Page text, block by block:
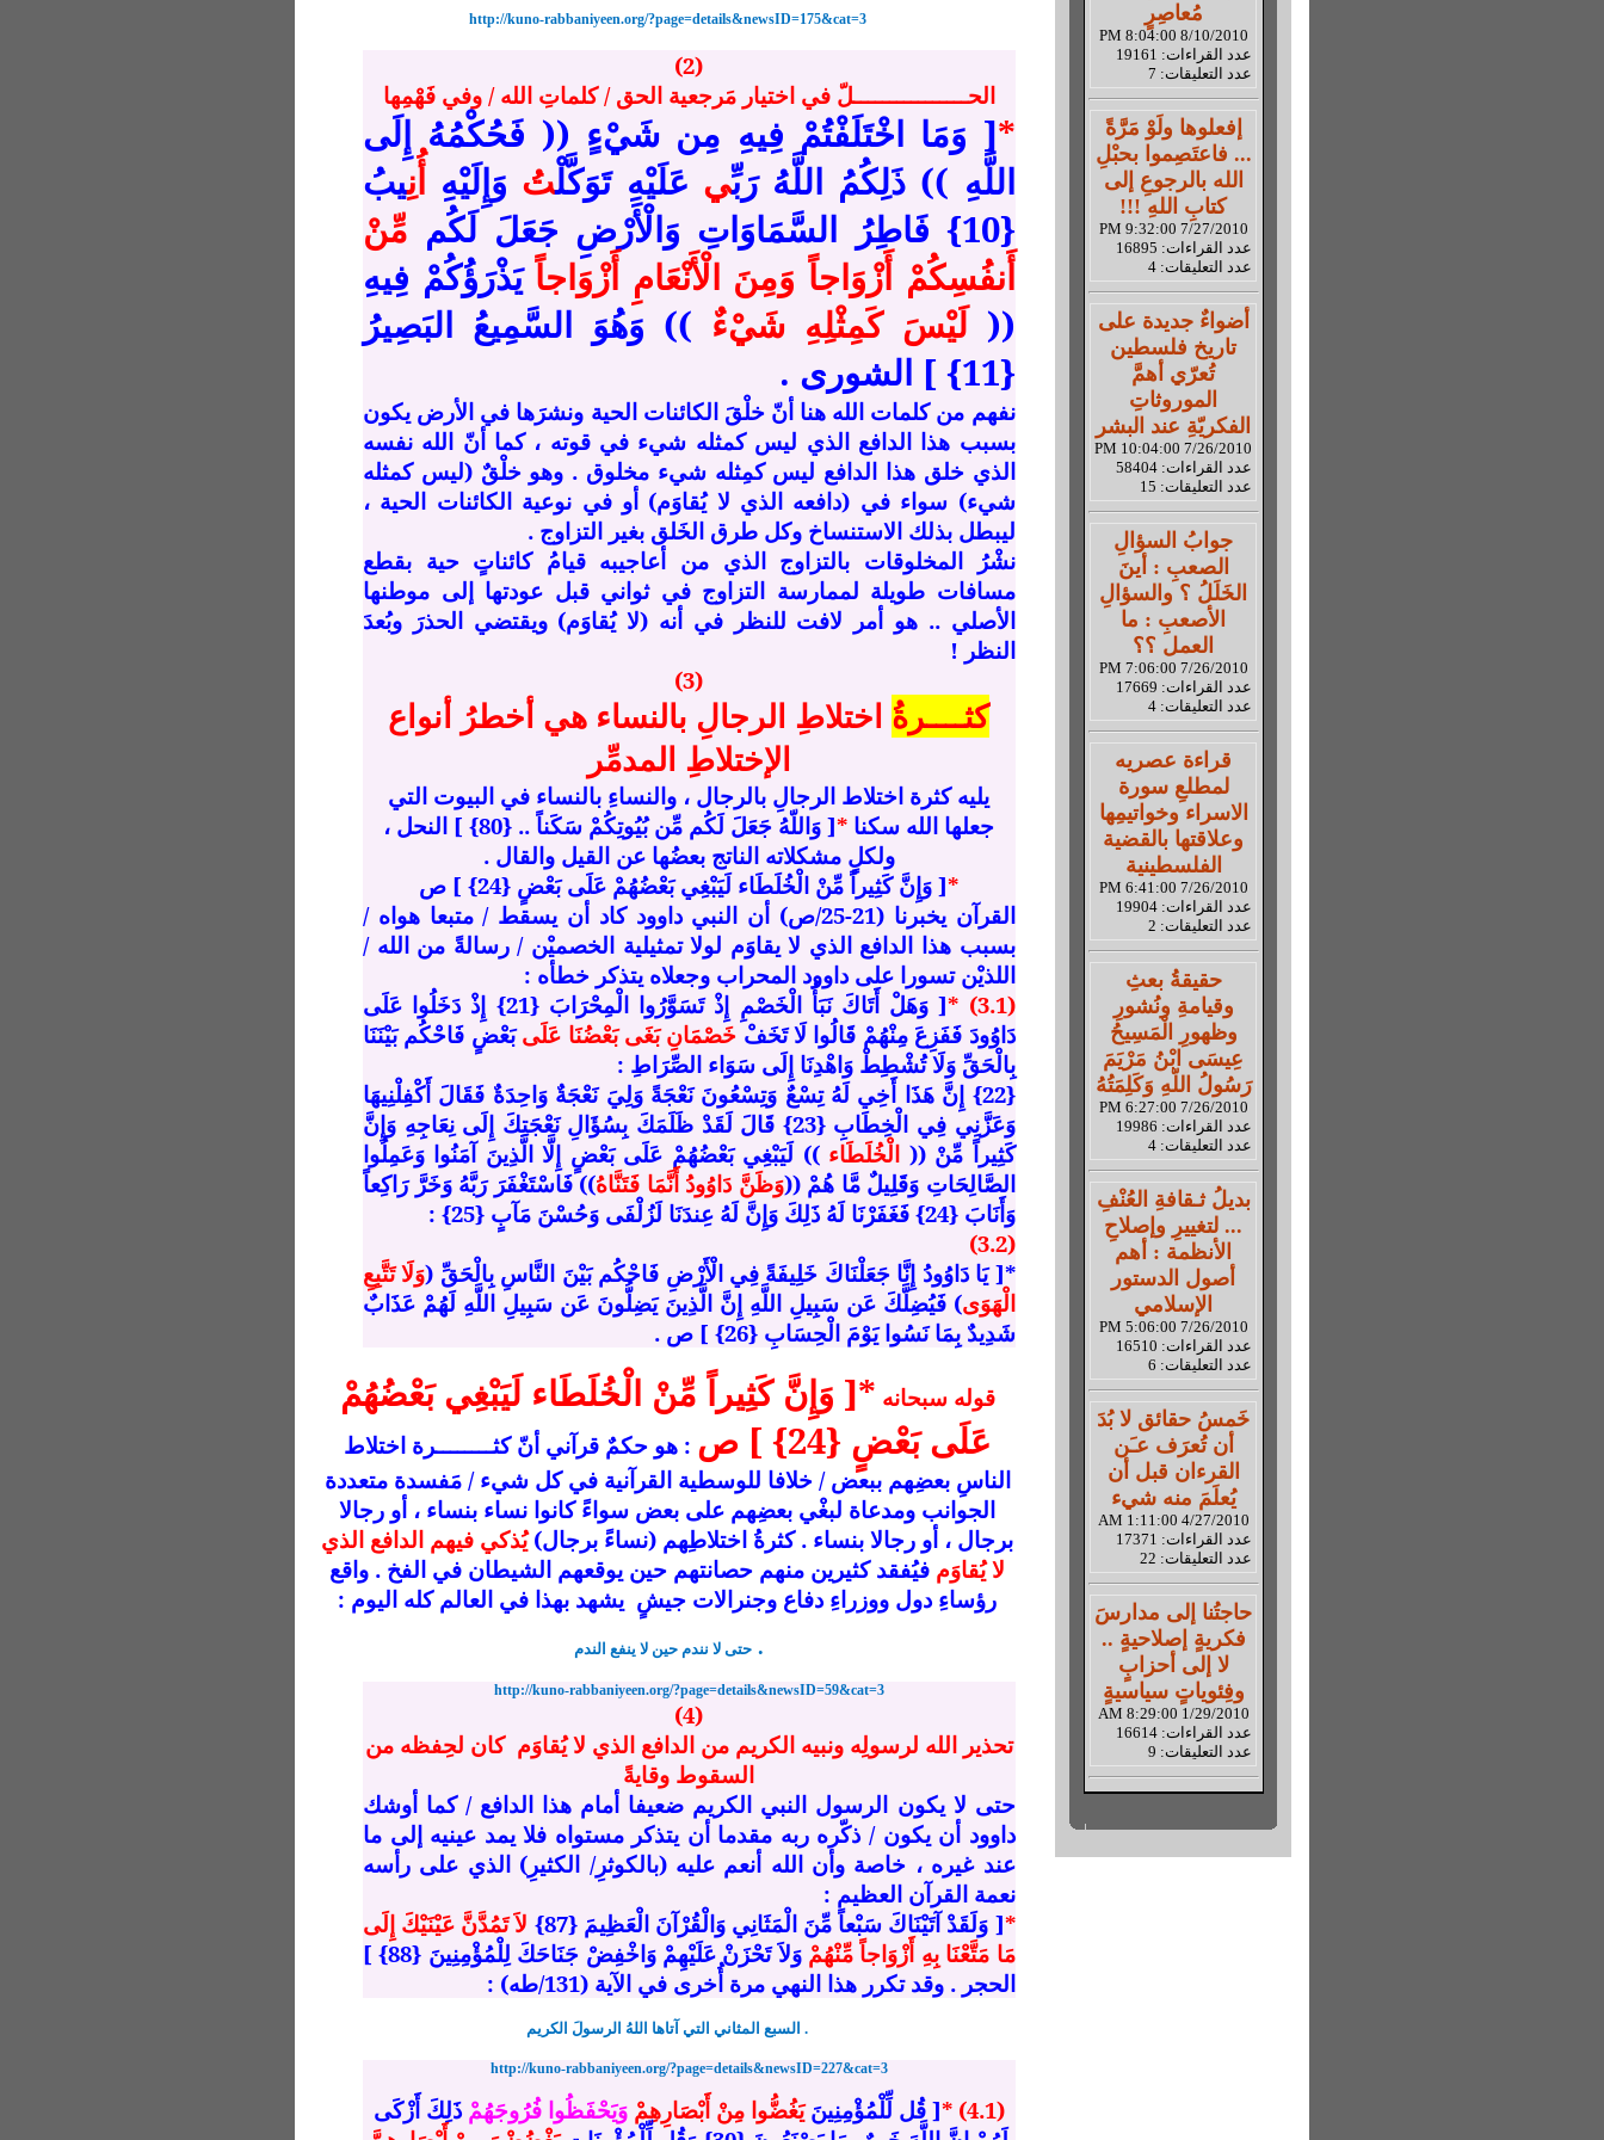
مُعاصِرٍ
8/10/2010 8:04:00 PM
عدد القراءات: 19161
عدد التعليقات: 7
إفعلوها ولَوْ مَرَّةً
... فاعتَصِموا بحبْلِ
الله بالرجوعِ إلى
كتابِ اللهِ !!!
7/27/2010 9:32:00 PM
عدد القراءات: 16895
عدد التعليقات: 4
أضواءٌ جديدة على
تاريخ فلسطين
تُعرّي أهمَّ
الموروثاتِ
الفكريّةِ عند البشر
7/26/2010 10:04:00 PM
عدد القراءات: 58404
عدد التعليقات: 15
جوابُ السؤالِ
الصعبِ : أينَ
الخَلَلُ ؟ والسؤالِ
الأصعبِ : ما
العمل ؟؟
7/26/2010 7:06:00 PM
عدد القراءات: 17669
عدد التعليقات: 4
قراءة عصريه
لمطلعِ سورة
الاسراء وخواتيمِها
وعلاقتها بالقضية
الفلسطينية
7/26/2010 6:41:00 PM
عدد القراءات: 19904
عدد التعليقات: 2
حقيقةُ بعثِ
وقيامةِ ونُشورِ
وظهورِ الْمَسِيحُ
عِيسَى ابْنُ مَرْيَمَ
رَسُولُ اللّهِ وَكَلِمَتُهُ
7/26/2010 6:27:00 PM
عدد القراءات: 19986
عدد التعليقات: 4
بديلُ ثـقافةِ العُنْفِ
... لتغييرِ وإصلاحِ
الأنظمة : أهم
أصول الدستور
الإسلامي
7/26/2010 5:06:00 PM
عدد القراءات: 16510
عدد التعليقات: 6
خَمسُ حقائق لا بُدَ
أن تُعرَف عـَن
القرءان قبل أن
يُعلَمَ منه شيء
4/27/2010 1:11:00 AM
عدد القراءات: 17371
عدد التعليقات: 22
حاجتُنا إلى مدارسَ
فكريةٍ إصلاحيةٍ ..
لا إلى أحزابٍ
وفِئوياتٍ سياسيةٍ
1/29/2010 8:29:00 AM
عدد القراءات: 16614
عدد التعليقات: 9
http://kuno-rabbaniyeen.org/?page=details&newsID=175&cat=3
(2)
الحــــــــــــــــلّ في اختيار مَرجعية الحق / كلماتِ الله / وفي فَهْمِها
*[ وَمَا اخْتَلَفْتُمْ فِيهِ مِن شَيْءٍ (( فَحُكْمُهُ إِلَى
اللَّهِ )) ذَلِكُمُ اللَّهُ رَبِّي عَلَيْهِ تَوَكَّلْتُ وَإِلَيْهِ أُنِيبُ
{10} فَاطِرُ السَّمَاوَاتِ وَالْأَرْضِ جَعَلَ لَكُم
مِّنْ
أَنفُسِكُمْ أَزْوَاجاً وَمِنَ الْأَنْعَامِ أَزْوَاجاًيَذْرَؤُكُمْ فِيهِ
((لَيْسَ كَمِثْلِهِ شَيْءٌ )) وَهُوَ السَّمِيعُ البَصِيرُ
{11} ] الشورى .
نفهم من كلمات الله هنا أنّ خلْقَ الكائنات الحية ونشرَها في الأرض يكون
بسبب هذا الدافع الذي ليس كمثله شيء في قوته ، كما أنّ الله نفسه
الذي خلق هذا الدافع ليس كمِثله شيء مخلوق . وهو خلْقٌ (ليس كمثله
شيء) سواء في (دافعه الذي لا يُقاوَم) أو في نوعية الكائنات الحية ،
ليبطل بذلك الاستنساخ وكل طرق الخَلق بغير التزاوج .
نشْرُ المخلوقات بالتزاوج الذي من أعاجيبه قيامُ كائناتٍ حية بقطع
مسافات طويلة لممارسة التزاوج في ثواني قبل عودتها إلى موطنها
الأصلي .. هو أمر لافت للنظر في أنه (لا يُقاوَم) ويقتضي الحذرَ وبُعدَ
النظر !
(3)
كثــــرةُ اختلاطِ الرجالِ بالنساء هي أخطرُ أنواع
الإختلاطِ المدمِّر
يليه كثرة اختلاط الرجالِ بالرجال ، والنساءِ بالنساء في البيوت التي
جعلها الله سكنا *
[ وَاللّهُ جَعَلَ لَكُم مِّن بُيُوتِكُمْ سَكَناً .. {80} ] النحل ،
ولكلٍ مشكلاته الناتج بعضُها عن القيل والقال .
*[ وَإِنَّ كَثِيراً مِّنْ الْخُلَطَاء لَيَبْغِي بَعْضُهُمْ عَلَى بَعْضٍ {24} ] ص
القرآن يخبرنا (21-25/ص) أن النبي داوود كاد أن يسقط / متبعا هواه /
بسبب هذا الدافع الذي لا يقاوَم لولا تمثيلية الخصميْن / رسالةً من الله /
اللذيْن تسورا على داوود المحراب وجعلاه يتذكر خطأه :
(3.1) *
[ وَهَلْ أَتَاكَ نَبَأُ الْخَصْمِ إِذْ تَسَوَّرُوا الْمِحْرَابَ {21} إِذْ دَخَلُوا عَلَى
دَاوُودَ فَفَزِعَ مِنْهُمْ قَالُوا لَا تَخَفْ خَصْمَانِ بَغَى بَعْضُنَا عَلَىبَعْضٍ فَاحْكُم بَيْنَنَا
بِالْحَقِّ وَلَا تُشْطِطْ وَاهْدِنَا إِلَى سَوَاء الصِّرَاطِ :
{22} إِنَّ هَذَا أَخِي لَهُ تِسْعٌ وَتِسْعُونَ نَعْجَةً وَلِيَ نَعْجَةٌ وَاحِدَةٌ فَقَالَ أَكْفِلْنِيهَا
وَعَزَّنِي فِي الْخِطَابِ {23} قَالَ لَقَدْ ظَلَمَكَ بِسُؤَالِ نَعْجَتِكَ إِلَى نِعَاجِهِ وَإِنَّ
كَثِيراً مِّنْ (( الْخُلَطَاء )) لَيَبْغِي بَعْضُهُمْ عَلَى بَعْضٍ إِلَّا الَّذِينَ آمَنُوا وَعَمِلُوا
الصَّالِحَاتِ وَقَلِيلٌ مَّا هُمْ ((وَظَنَّ دَاوُودُ أَنَّمَا فَتَنَّاهُ)) فَاسْتَغْفَرَ رَبَّهُ وَخَرَّ رَاكِعاً
وَأَنَابَ {24} فَغَفَرْنَا لَهُ ذَلِكَ وَإِنَّ لَهُ عِندَنَا لَزُلْفَى وَحُسْنَ مَآبٍ {25} :
(3.2)
*[ يَا دَاوُودُ إِنَّا جَعَلْنَاكَ خَلِيفَةً فِي الْأَرْضِ فَاحْكُم بَيْنَ النَّاسِ بِالْحَقِّ (وَلَا تَتَّبِعِ
الْهَوَى) فَيُضِلَّكَ عَن سَبِيلِ اللَّهِ إِنَّ الَّذِينَ يَضِلُّونَ عَن سَبِيلِ اللَّهِ لَهُمْ عَذَابٌ
شَدِيدٌ بِمَا نَسُوا يَوْمَ الْحِسَابِ {26} ] ص .
قوله سبحانه *[ وَإِنَّ كَثِيراً مِّنْ الْخُلَطَاء لَيَبْغِي بَعْضُهُمْ
عَلَى بَعْضٍ {24} ] ص
: هو حكمٌ قرآني أنّ كثــــــــرة اختلاط
الناسِ بعضِهم ببعض / خلافا للوسطية القرآنية في كل شيء / مَفسدة متعددة
الجوانب ومدعاة لبغْي بعضِهم على بعض سواءً كانوا نساء بنساء ، أو رجالا
برجال ، أو رجالا بنساء . كثرةُ اختلاطِهم (نساءً برجال)يُذكي فيهم الدافع الذي
لا يُقاوَم فيُفقد كثيرين منهم حصانتهم حين يوقعهم الشيطان في الفخ . واقع
رؤساءِ دول ووزراءِ دفاع وجنرالات جيشٍ يشهد بهذا في العالم كله اليوم :
. حتى لا نندم حين لا ينفع الندم
http://kuno-rabbaniyeen.org/?page=details&newsID=59&cat=3
(4)
تحذير الله لرسولِه ونبيه الكريم من الدافع الذي لا يُقاوَم كان لحِفظه من
السقوط وقايةً
حتى لا يكون الرسول النبي الكريم ضعيفا أمام هذا الدافع / كما أوشك
داوود أن يكون / ذكّره ربه مقدما أن يتذكر مستواه فلا يمد عينيه إلى ما
عند غيره ، خاصة وأن الله أنعم عليه (بالكوثرِ/ الكثيرِ) الذي على رأسه
نعمة القرآن العظيم :
*[ وَلَقَدْ آتَيْنَاكَ سَبْعاً مِّنَ الْمَثَانِي وَالْقُرْآنَ الْعَظِيمَ {87}
لاَ تَمُدَّنَّ عَيْنَيْكَ إِلَى
مَا مَتَّعْنَا بِهِ أَزْوَاجاً مِّنْهُمْ
وَلاَ تَحْزَنْ عَلَيْهِمْ وَاخْفِضْ جَنَاحَكَ لِلْمُؤْمِنِينَ {88} ]
الحجر . وقد تكرر هذا النهي مرة أُخرى في الآية (131/طه) :
. السبع المثاني التي آتاها اللهُ الرسولَ الكريم
http://kuno-rabbaniyeen.org/?page=details&newsID=227&cat=3
(4.1)
*
[قُل لِّلْمُؤْمِنِينَيَغُضُّوا مِنْ أَبْصَارِهِمْ وَيَحْفَظُوا فُرُوجَهُمْ ذَلِكَ أَزْكَى